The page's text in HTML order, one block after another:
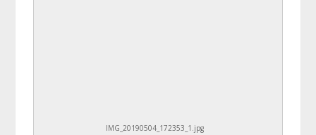
IMG_20190504_172353_1.jpg